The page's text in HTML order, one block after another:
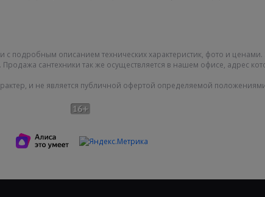
подробным описанием технических характеристик, фото и
сантехники так же осуществляется в нашем офисе, адрес
и не является публичной офертой определяемой